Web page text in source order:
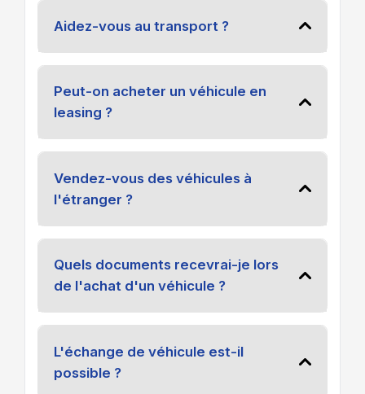
Aidez-vous au transport ?
Peut-on acheter un véhicule en
leasing ?
Vendez-vous des véhicules à
l'étranger ?
Quels documents recevrai-je lors
de l'achat d'un véhicule ?
L'échange de véhicule est-il
possible ?